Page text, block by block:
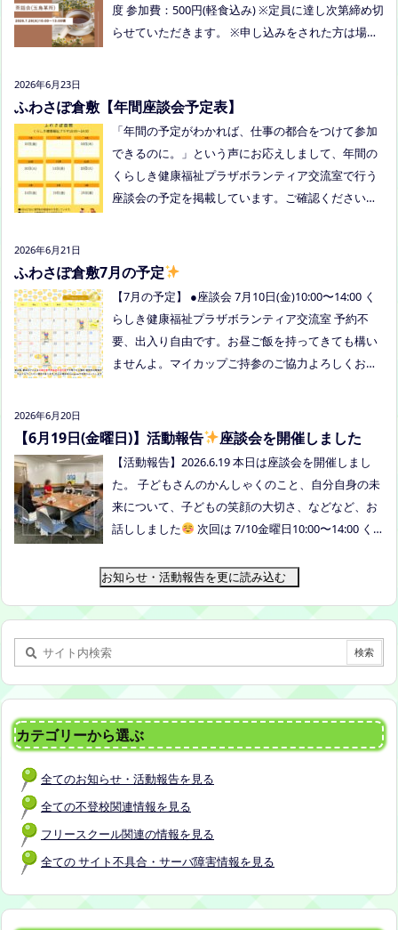
度 参加費：500円(軽食込み) ※定員に達し次第締め切
らせていただきます。 ※申し込みをされた方は場所
軽食を食べます。 締め切り：2026年7月24日（金）1
込みください。または、公式LINE、Instagramにメ
ッセージを送ってください。
2026年6月23日
ふわさぽ倉敷【年間座談会予定表】
「年間の予定がわかれば、仕事の都合をつけて参加
できるのに。」という声にお応えしまして、年間の
くらしき健康福祉プラザボランティア交流室で行う
座談会の予定を掲載しています。ご確認ください！
ームページなどでお伝えします。
2026年6月21日
ふわさぽ倉敷7月の予定
【7月の予定】 ●座談会 7月10日(金)10:00〜14:00 く
らしき健康福祉プラザボランティア交流室 予約不
要、出入り自由です。お昼ご飯を持ってきても構い
ませんよ。マイカップご持参のご協力よろしくお願
（加賀郡吉備中央町田土3109-3） 日時：令和８年7
7月28日（火）10:00~13:00頃 場所：玉島某所 参加
に達し次第締め切らせていただきます。 ※申し込み
をされた方は場所を個別にメールでお伝えします。
内容：いつもの座談会とは違う場所でこじんまりと
年7月24日（金）17:00まで お申し込みはこちら
h
2026年6月20日
【6月19日(金曜日)】活動報告 座談会を開催しました
【活動報告】2026.6.19 本日は座談会を開催しまし
た。 子どもさんのかんしゃくのこと、自分自身の未
来について、子どもの笑顔の大切さ、などなど、お
話ししました
次回は 7/10金曜日10:00〜14:00 く
お知らせ・活動報告を更に読み込む
カテゴリーから選ぶ
全てのお知らせ・活動報告を見る
全ての不登校関連情報を見る
フリースクール関連の情報を見る
全ての サイト不具合・サーバ障害情報を見る